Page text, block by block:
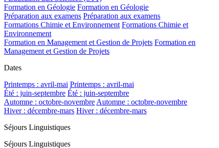
Formation en Géologie Formation en Géologie
Préparation aux examens Préparation aux examens
Formations Chimie et Environnement Formations Chimie et
Environnement
Formation en Management et Gestion de Projets Formation en
Management et Gestion de Projets
Dates
Printemps : avril-mai Printemps : avril-mai
Été : juin-septembre Été : juin-septembre
Automne : octobre-novembre Automne : octobre-novembre
Hiver : décembre-mars Hiver : décembre-mars
Séjours Linguistiques
Séjours Linguistiques